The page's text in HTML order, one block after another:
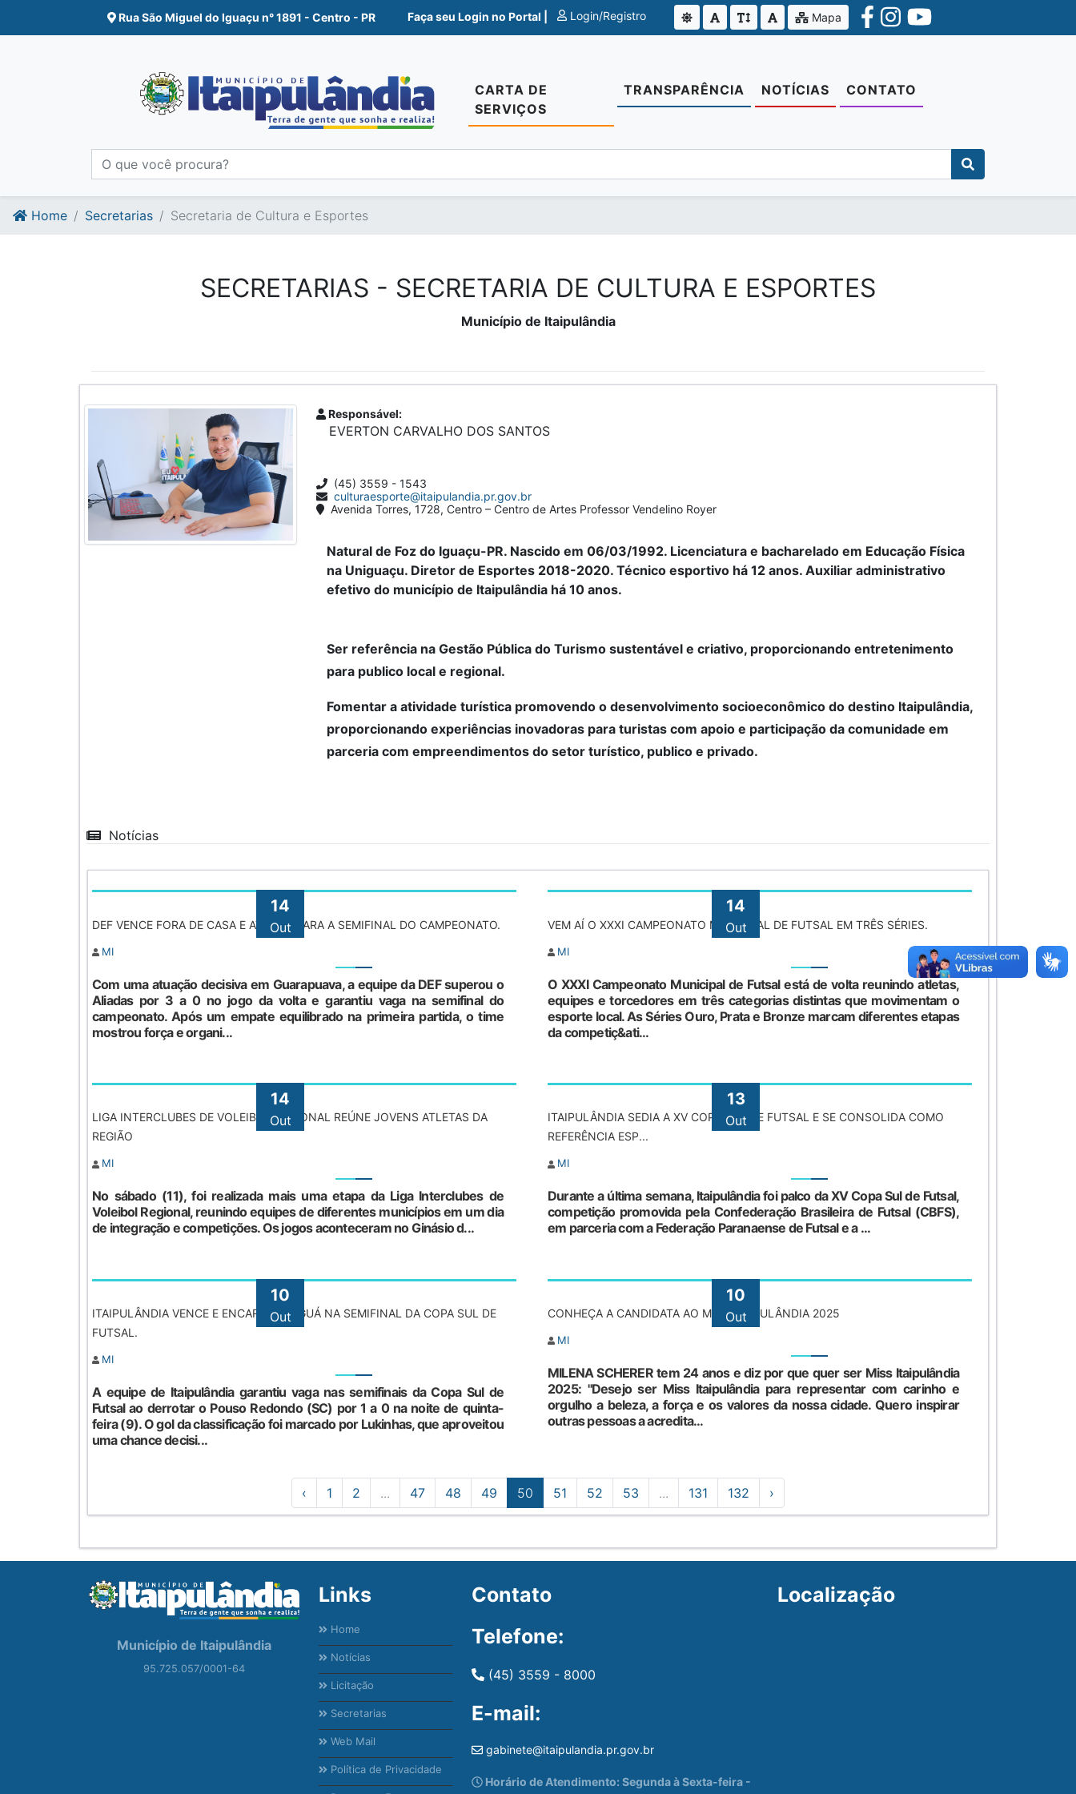
Ir para o conte�do
Ir para o fim do conte�do
Rua São Miguel do Iguaçu n° 1891 - Centro - PR Faça seu Login no Portal | Login/Registro Mapa
CARTA DE
SERVIÇOS
TRANSPARÊNCIA NOTÍCIAS CONTATO
Home Secretarias Secretaria de Cultura e Esportes
SECRETARIAS - SECRETARIA DE CULTURA E ESPORTES
Município de Itaipulândia
Responsável:
EVERTON CARVALHO DOS SANTOS
(45) 3559 - 1543
culturaesporte@itaipulandia.pr.gov.br
Avenida Torres, 1728, Centro – Centro de Artes Professor Vendelino Royer
Natural de Foz do Iguaçu-PR. Nascido em 06/03/1992. Licenciatura e bacharelado em Educação Física
na Uniguaçu. Diretor de Esportes 2018-2020. Técnico esportivo há 12 anos. Auxiliar administrativo
efetivo do município de Itaipulândia há 10 anos.
Ser referência na Gestão Pública do Turismo sustentável e criativo, proporcionando entretenimento
para publico local e regional.
Fomentar a atividade turística promovendo o desenvolvimento socioeconômico do destino Itaipulândia,
proporcionando experiências inovadoras para turistas com apoio e participação da comunidade em
parceria com empreendimentos do setor turístico, publico e privado.
Notícias
14
Out
DEF VENCE FORA DE CASA E AVANÇA PARA A SEMIFINAL DO CAMPEONATO.
MI
Com uma atuação decisiva em Guarapuava, a equipe da DEF superou o
Aliadas por 3 a 0 no jogo da volta e garantiu vaga na semifinal do
campeonato. Após um empate equilibrado na primeira partida, o time
mostrou força e organi...
14
Out
VEM AÍ O XXXI CAMPEONATO MUNICIPAL DE FUTSAL EM TRÊS SÉRIES.
MI
O XXXI Campeonato Municipal de Futsal está de volta reunindo atletas,
equipes e torcedores em três categorias distintas que movimentam o
esporte local. As Séries Ouro, Prata e Bronze marcam diferentes etapas
da competiç&ati...
14
Out
LIGA INTERCLUBES DE VOLEIBOL REGIONAL REÚNE JOVENS ATLETAS DA
REGIÃO
MI
No sábado (11), foi realizada mais uma etapa da Liga Interclubes de
Voleibol Regional, reunindo equipes de diferentes municípios em um dia
de integração e competições. Os jogos aconteceram no Ginásio d...
13
Out
ITAIPULÂNDIA SEDIA A XV COPA SUL DE FUTSAL E SE CONSOLIDA COMO
REFERÊNCIA ESP...
MI
Durante a última semana, Itaipulândia foi palco da XV Copa Sul de Futsal,
competição promovida pela Confederação Brasileira de Futsal (CBFS),
em parceria com a Federação Paranaense de Futsal e a ...
10
Out
ITAIPULÂNDIA VENCE E ENCARA JARAGUÁ NA SEMIFINAL DA COPA SUL DE
FUTSAL.
MI
A equipe de Itaipulândia garantiu vaga nas semifinais da Copa Sul de
Futsal ao derrotar o Pouso Redondo (SC) por 1 a 0 na noite de quinta-
feira (9). O gol da classificação foi marcado por Lukinhas, que aproveitou
uma chance decisi...
10
Out
CONHEÇA A CANDIDATA AO MISS ITAIPULÂNDIA 2025
MI
MILENA SCHERER tem 24 anos e diz por que quer ser Miss Itaipulândia
2025: "Desejo ser Miss Itaipulândia para representar com carinho e
orgulho a beleza, a força e os valores da nossa cidade. Quero inspirar
outras pessoas a acredita...
‹ 1 2 ... 47 48 49 50 51 52 53 ... 131 132 ›
Município de Itaipulândia
95.725.057/0001-64
Links
Home
Notícias
Licitação
Secretarias
Web Mail
Política de Privacidade
Contato
Telefone:
(45) 3559 - 8000
E-mail:
gabinete@itaipulandia.pr.gov.br
Horário de Atendimento: Segunda à Sexta-feira -
Localização